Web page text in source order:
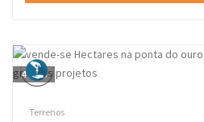
4fotos
Terrenos